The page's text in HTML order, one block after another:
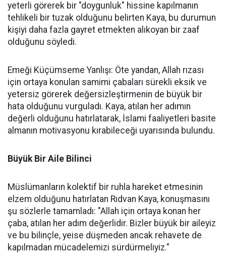
yeterli görerek bir "doygunluk" hissine kapılmanın
tehlikeli bir tuzak olduğunu belirten Kaya, bu durumun
kişiyi daha fazla gayret etmekten alıkoyan bir zaaf
olduğunu söyledi.
Emeği Küçümseme Yanlışı: Öte yandan, Allah rızası
için ortaya konulan samimi çabaları sürekli eksik ve
yetersiz görerek değersizleştirmenin de büyük bir
hata olduğunu vurguladı. Kaya, atılan her adımın
değerli olduğunu hatırlatarak, İslami faaliyetleri basite
almanın motivasyonu kırabileceği uyarısında bulundu.
Büyük Bir Aile Bilinci
Müslümanların kolektif bir ruhla hareket etmesinin
elzem olduğunu hatırlatan Rıdvan Kaya, konuşmasını
şu sözlerle tamamladı: "Allah için ortaya konan her
çaba, atılan her adım değerlidir. Bizler büyük bir aileyiz
ve bu bilinçle, yeise düşmeden ancak rehavete de
kapılmadan mücadelemizi sürdürmeliyiz."